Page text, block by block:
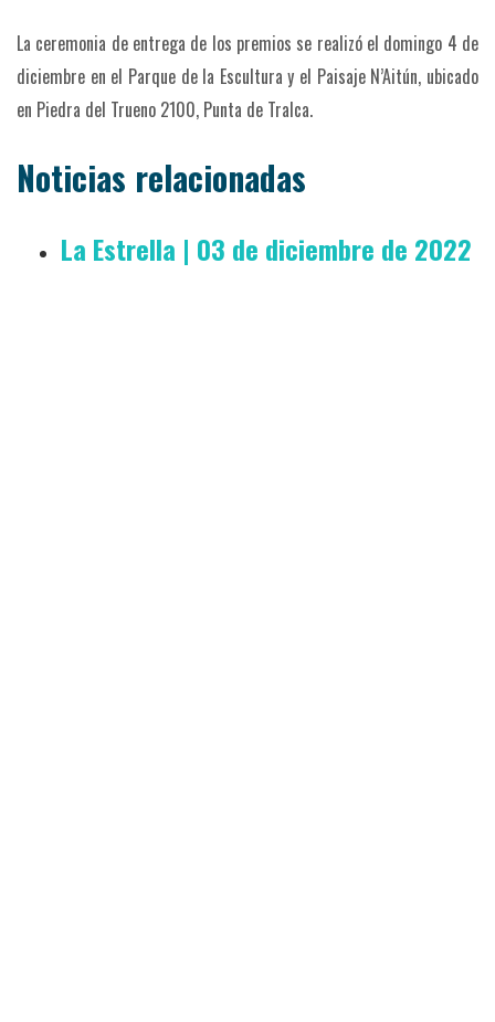
La ceremonia de entrega de los premios se realizó el domingo 4 de
diciembre en el Parque de la Escultura y el Paisaje N’Aitún, ubicado
en Piedra del Trueno 2100, Punta de Tralca.
Noticias relacionadas
La Estrella | 03 de diciembre de 2022